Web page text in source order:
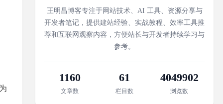
王明昌博客专注于网站技术、AI 工具、资源分享与
开发者笔记，提供建站经验、实战教程、效率工具推
荐和互联网观察内容，方便站长与开发者持续学习与
参考。
1160
文章数
61
栏目数
4049902
浏览数